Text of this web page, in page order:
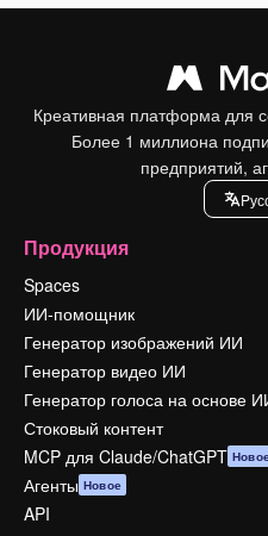
Креативная платформа для
Более 1 миллиона
предприятий,
Продукция
Spaces
ИИ-помощник
Генератор изображений ИИ
Генератор видео ИИ
Генератор голоса на основе
Стоковый контент
MCP для Claude/ChatGPT
Агенты Новое
API